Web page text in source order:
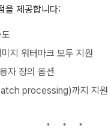
을 제공합니다:
지 워터마크 모두 지원
자 정의 옵션
processing)까지 지원